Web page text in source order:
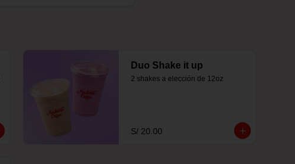
Duo Shake it up
2 shakes a elección de 12oz
S/ 20.00